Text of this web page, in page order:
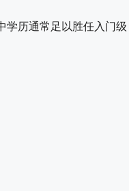
学历通常足以胜任入门级